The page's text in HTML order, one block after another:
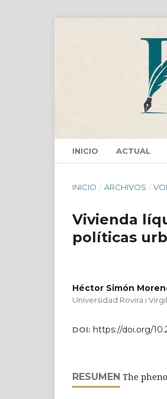
INICIO ACTUAL
INICIO / ARCHIVOS /
Vivienda
políticas
Héctor Simón
Universidad Rovira i
DOI: https://doi.org/
RESUMEN The